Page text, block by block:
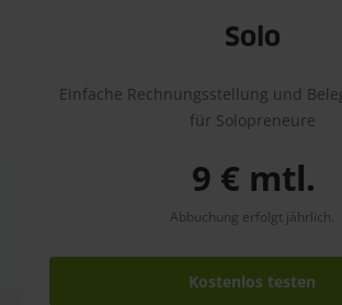
Solo
Einfache Rechnungsstellung und
für Solopreneure
9 € mtl.
Abbuchung erfolgt jährlich.
Kostenlos testen